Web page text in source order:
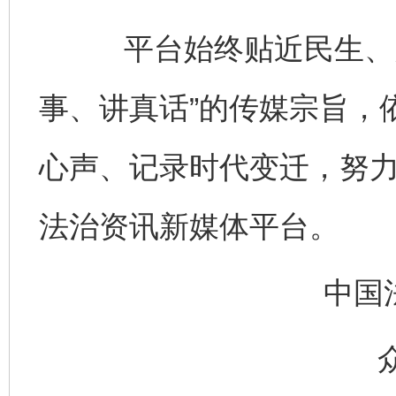
平台始终贴近民生、
事、讲真话”的传媒宗旨
心声、记录时代变迁，努
法治资讯新媒体平台。
中国